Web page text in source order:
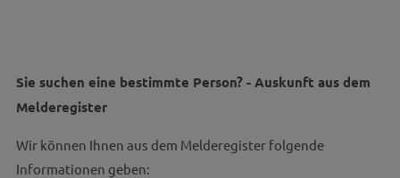
Sie suchen eine bestimmte Person? - Auskunft aus dem
Melderegister
Wir können Ihnen aus dem Melderegister folgende
Informationen geben: